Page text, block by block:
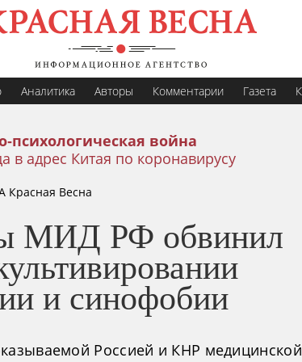
Аналитика Авторы Комментарии Газета
психологическая война
в адрес Китая по коронавирусу
Красная Весна
МИД РФ обвинил
и синофобии
Россией и КНР медицинской